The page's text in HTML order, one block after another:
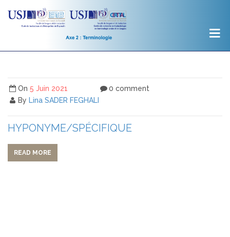
On 5 Juin 2021
By Lina SADER FEGHALI
0 comment
HYPONYME/SPÉCIFIQUE
READ MORE